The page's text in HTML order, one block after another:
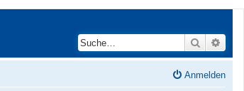
Suche
Anmelden